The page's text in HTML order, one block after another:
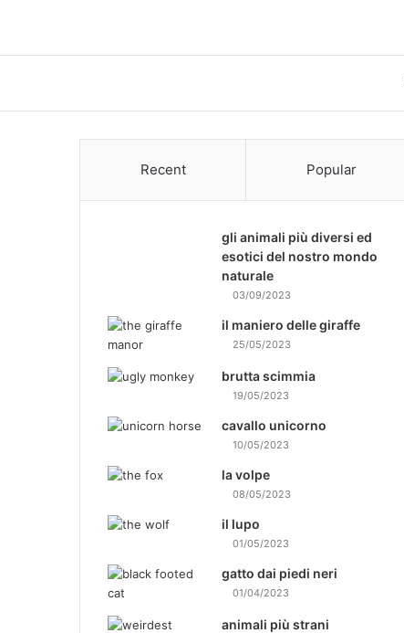
Recent Popular
gli animali più diversi ed
esotici del nostro mondo
naturale
03/09/2023
il maniero delle giraffe
25/05/2023
brutta scimmia
19/05/2023
cavallo unicorno
10/05/2023
la volpe
08/05/2023
il lupo
01/05/2023
gatto dai piedi neri
01/04/2023
animali più strani